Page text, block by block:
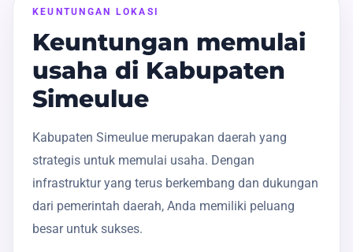
KEUNTUNGAN LOKASI
Keuntungan memulai
usaha di Kabupaten
Simeulue
Kabupaten Simeulue merupakan daerah yang
strategis untuk memulai usaha. Dengan
infrastruktur yang terus berkembang dan dukungan
dari pemerintah daerah, Anda memiliki peluang
besar untuk sukses.